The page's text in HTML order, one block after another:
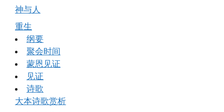
神与人
重生
纲要
聚会时间
蒙恩见证
见证
诗歌
大本诗歌赏析